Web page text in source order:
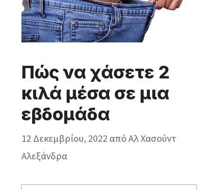
Πώς να χάσετε 2
κιλά μέσα σε μια
εβδομάδα
12 Δεκεμβρίου, 2022 από Aλ Χασούντ
Αλεξάνδρα